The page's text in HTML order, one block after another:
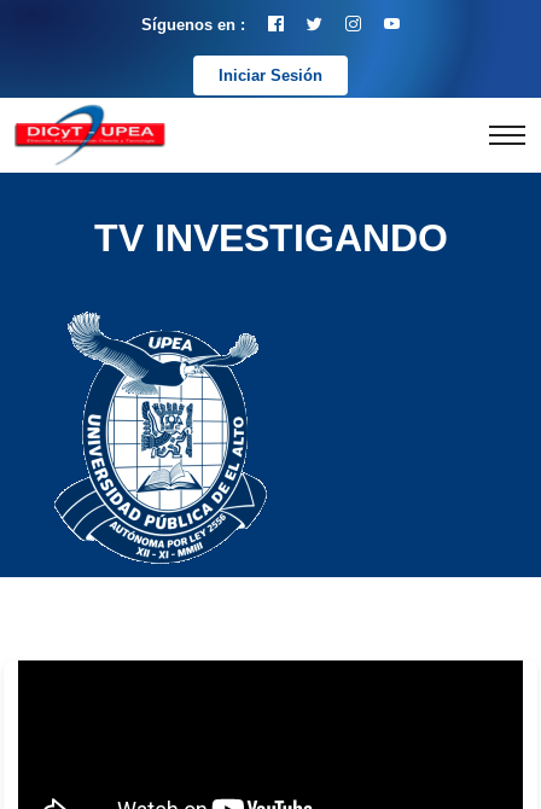
Síguenos en :
Iniciar Sesión
TV INVESTIGANDO